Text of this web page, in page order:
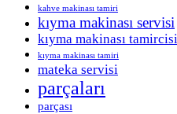
kahve makinası tamiri
kıyma makinası servisi
kıyma makinası tamircisi
kıyma makinası tamiri
mateka servisi
parçaları
parçası